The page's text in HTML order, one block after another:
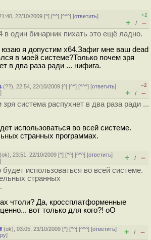
22/10/2009 [^] [^^] [^^^] [ответить]
+2
+ / –
в один бинарник пихать это ещё ладно.
я допустим х64.Зафиг мне ваш dead
в моей системе?Только почем зря
в два раза ради ... нифига.
(??), 22:54, 22/10/2009 [^] [^^] [^^^] [ответить]
]
–2
+ / –
система распухнет в два раза ради ...
использоваться во всей системе.
странных программах.
(ok), 23:51, 22/10/2009 [^] [^^] [^^^] [ответить]
] + / –
использоваться во всей системе.
странных
чтоли? Да, кроссплатформенные
вот только для кого?! oO
(ok), 03:05, 23/10/2009 [^] [^^] [^^^] [ответить]
] + / –